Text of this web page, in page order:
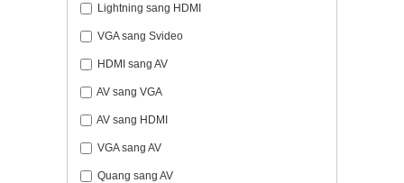
Lightning sang HDMI
VGA sang Svideo
HDMI sang AV
AV sang VGA
AV sang HDMI
VGA sang AV
Quang sang AV